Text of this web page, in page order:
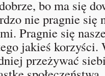
bo ma się
nie pragnie się
Pragnie się
jakieś
przeżywać